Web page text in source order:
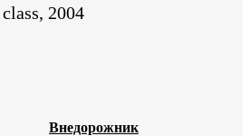
2004
Внедорожник